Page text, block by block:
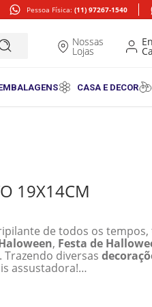
Pessoa Física: (11) 97267-1540
Nossas
Lojas
CASA E DECOR
19X14CM
de todos os
, Festa de
diversas
assustadora!